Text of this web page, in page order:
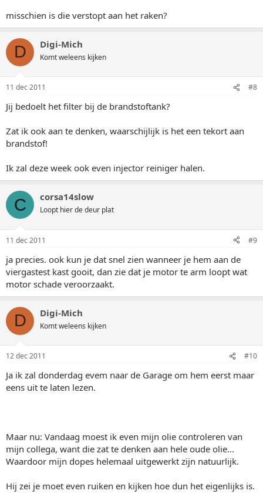
misschien is die verstopt aan het raken?
D Digi-Mich
Komt weleens kijken
11 dec 2011 #8
Jij bedoelt het filter bij de brandstoftank?
Zat ik ook aan te denken, waarschijlijk is het een tekort aan
brandstof!
Ik zal deze week ook even injector reiniger halen.
C corsa14slow
Loopt hier de deur plat
11 dec 2011 #9
ja precies. ook kun je dat snel zien wanneer je hem aan de
viergastest kast gooit, dan zie dat je motor te arm loopt wat
motor schade veroorzaakt.
D Digi-Mich
Komt weleens kijken
12 dec 2011 #10
Ja ik zal donderdag evem naar de Garage om hem eerst maar
eens uit te laten lezen.
Maar nu: Vandaag moest ik even mijn olie controleren van
mijn collega, want die zat te denken aan hele oude olie...
Waardoor mijn dopes helemaal uitgewerkt zijn natuurlijk.
Hij zei je moet even ruiken en kijken hoe dun het eigenlijks is.